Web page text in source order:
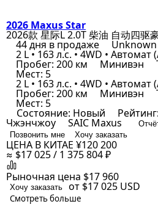
2026 Maxus Star
2026款 星际L 2.0T 柴油 自动四驱
44 дня в продаже
2 L • 163 л.с. • 4WD • Автомат
Пробег: 200 км Минивэн
Мест: 5
2 L • 163 л.с. • 4WD • Автомат
Пробег: 200 км Минивэн
Мест: 5
Состояние: Новый
Чжэнчжоу SAIC Maxus
Позвонить мне
Хочу заказать
ЦЕНА В КИТАЕ ¥120 200
≈ $17 025 / 1 375 804 ₽
Рыночная цена $17 960
Хочу заказать от $17 025 USD
Смотреть больше